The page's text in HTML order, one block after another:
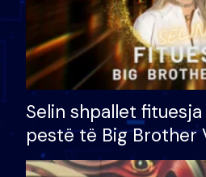
Selin shpallet
pestë të Big Brother
çmimin e madh prej